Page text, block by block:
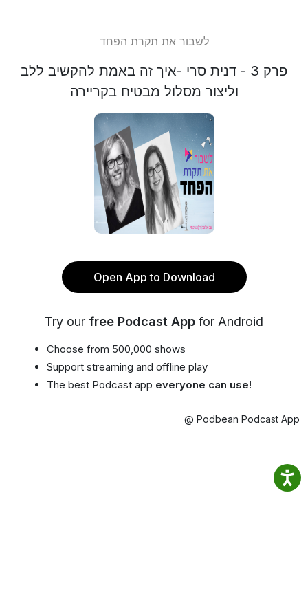
לשבור את תקרת הפחד
פרק 3 - דנית סרי -איך זה באמת להקשיב ללב
וליצור מסלול מבטיח בקריירה
Open App to Download
Try our free Podcast App for Android
Choose from 500,000 shows
Support streaming and offline play
The best Podcast app everyone can use!
@ Podbean Podcast App